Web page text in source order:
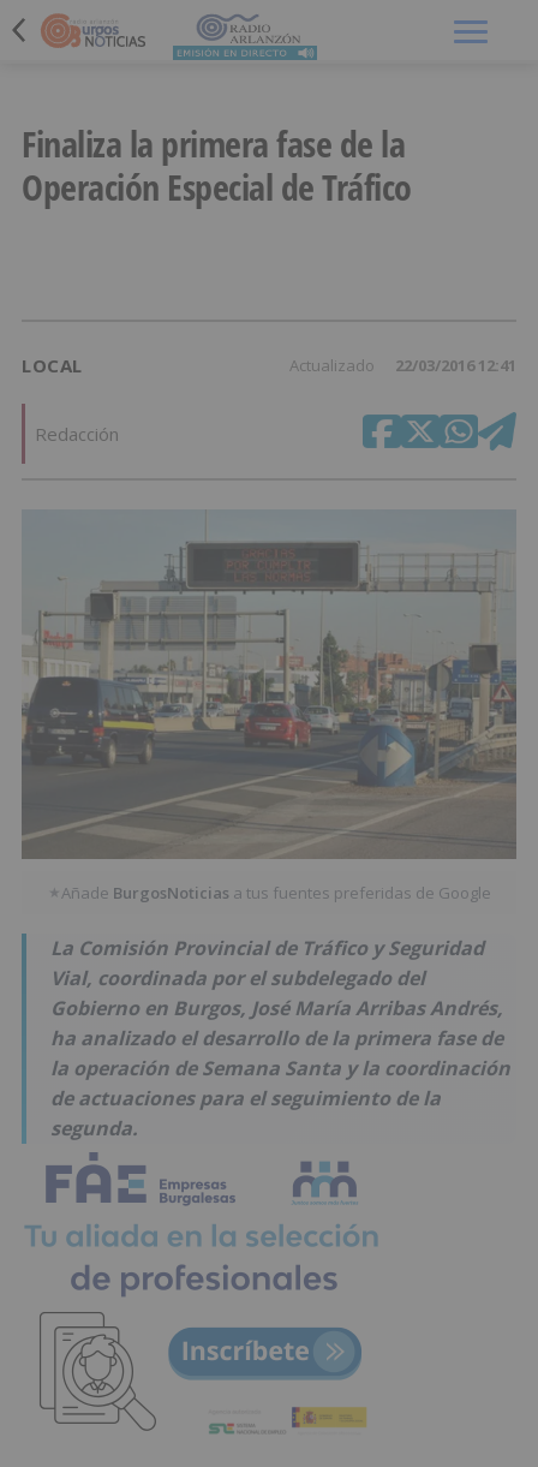
Finaliza la primera fase de la
Operación Especial de Tráfico
LOCAL Actualizado 22/03/2016 12:41
Redacción
★Añade BurgosNoticias a tus fuentes preferidas de Google
La Comisión Provincial de Tráfico y Seguridad
Vial, coordinada por el subdelegado del
Gobierno en Burgos, José María Arribas Andrés,
ha analizado el desarrollo de la primera fase de
la operación de Semana Santa y la coordinación
de actuaciones para el seguimiento de la
segunda.